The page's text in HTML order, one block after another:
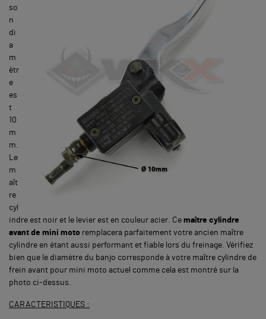
so
n
di
a
m
ètr
e
es
t
10
m
m.
Le
m
aît
re
cyl
indre est noir et le levier est en couleur acier. Ce maître cylindre
avant de mini moto remplacera parfaitement votre ancien maître
cylindre en étant aussi performant et fiable lors du freinage. Vérifiez
bien que le diamètre du banjo corresponde à votre maître cylindre de
frein avant pour mini moto actuel comme cela est montré sur la
photo ci-dessus.
CARACTERISTIQUES :